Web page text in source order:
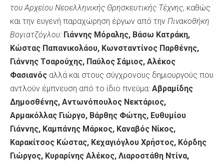
του Αρχείου Νεοελληνικής Θρησκευτικής Τέχνης, καθώς
και την ευγενή παραχώρηση έργων από την Πινακοθήκη
Βογιατζόγλου: Γιάννης Μόραλης, Βάσω Κατράκη,
Κώστας Παπανικολάου, Κωνσταντίνος Παρθένης,
Γιάννης Τσαρούχης, Παύλος Σάμιος, Αλέκος
Φασιανός αλλά και στους σύγχρονους δημιουργούς που
αντλούν έμπνευση από το ίδιο πνεύμα: Αβραμίδης
Δημοσθένης, Αντωνόπουλος Νεκτάριoς,
Αρμακόλλας Γιώργο, Βάρθης Φώτης, Ευθυμίου
Γιάννης, Καμπάνης Μάρκος, Καναβός Νίκος,
Καρακίτσος Κώστας, Κεχαγιόγλου Χρήστος, Κόρδης
Γιώργος, Κυραρίνης Αλέκος, Λιαροστάθη Ντίνα,